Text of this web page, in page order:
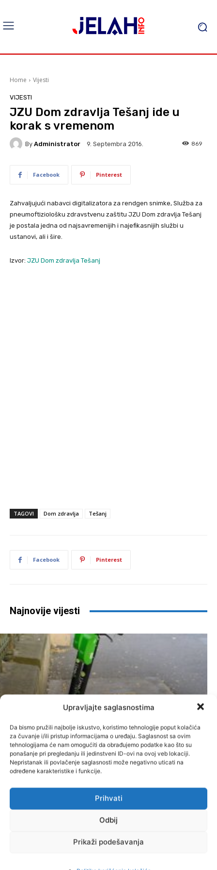
Upravljajte saglasnostima
Da bismo pružili najbolje iskustvo, koristimo tehnologije poput kolačića
za čuvanje i/ili pristup informacijama o uređaju. Saglasnost sa ovim
tehnologijama će nam omogućiti da obrađujemo podatke kao što su
ponašanje pri pregledanju ili jedinstveni ID-ovi na ovoj veb lokaciji.
Nepristanak ili povlačenje saglasnosti može negativno uticati na
određene karakteristike i funkcije.
Prihvati
Odbij
Prikaži podešavanja
Home Vijesti
VIJESTI
JZU Dom zdravlja Tešanj ide u
korak s vremenom
By Administrator 9. Septembra 2016. 869
Facebook Pinterest
Zahvaljujući nabavci digitalizatora za rendgen snimke, Služba za
pneumoftiziološku zdravstvenu zaštitu JZU Dom zdravlja Tešanj
je postala jedna od najsavremenijih i najefikasnijih službi u
ustanovi, ali i šire.
Izvor: JZU Dom zdravlja Tešanj
TAGOVI Dom zdravlja Tešanj
Facebook Pinterest
Najnovije vijesti
Problem električnih romobila u
BiH: Nesreća je puno, a pravila
još nema
Vijesti Administrator - 9. Augusta 2026.